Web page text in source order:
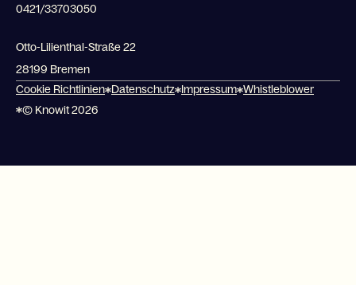
0421/33703050
Otto-Lilienthal-Straße 22
28199 Bremen
Cookie Richtlinien Datenschutz Impressum Whistleblower
© Knowit 2026